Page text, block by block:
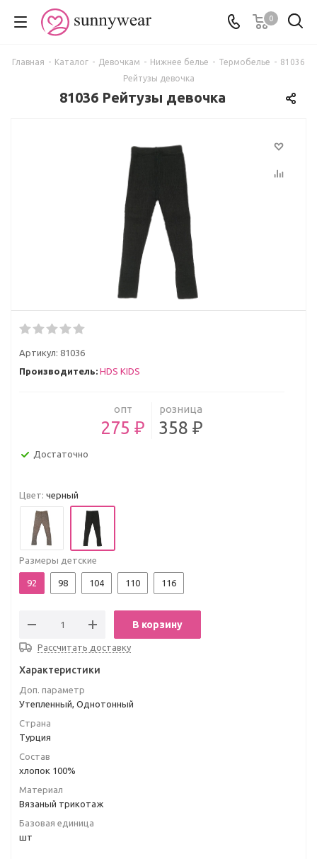
0
Главная - Каталог - Девочкам - Нижнее белье - Термобелье - 81036
Рейтузы девочка
81036 Рейтузы девочка
Артикул: 81036
Производитель: HDS KIDS
опт
275 ₽
розница
358 ₽
Достаточно
Цвет: черный
Размеры детские
92 98 104 110 116
В корзину
Рассчитать доставку
Характеристики
Доп. параметр
Утепленный, Однотонный
Страна
Турция
Состав
хлопок 100%
Материал
Вязаный трикотаж
Базовая единица
шт